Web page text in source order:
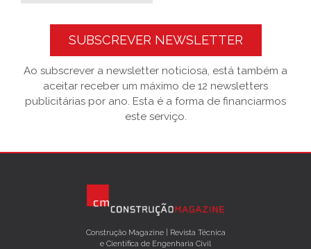
SUBSCREVER NEWSLETTER
Ao subscrever a newsletter noticiosa, está também a
aceitar receber um máximo de 12 newsletters
publicitárias por ano. Esta é a forma de financiarmos
este serviço.
Construção Magazine | Revista Técnica
e Científica de Engenharia Civil